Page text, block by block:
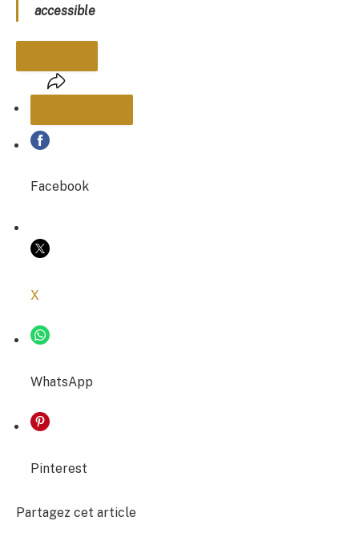
accessible
PARTAGER
COPIER LE LIEN
Facebook
X
WhatsApp
Pinterest
Partagez cet article